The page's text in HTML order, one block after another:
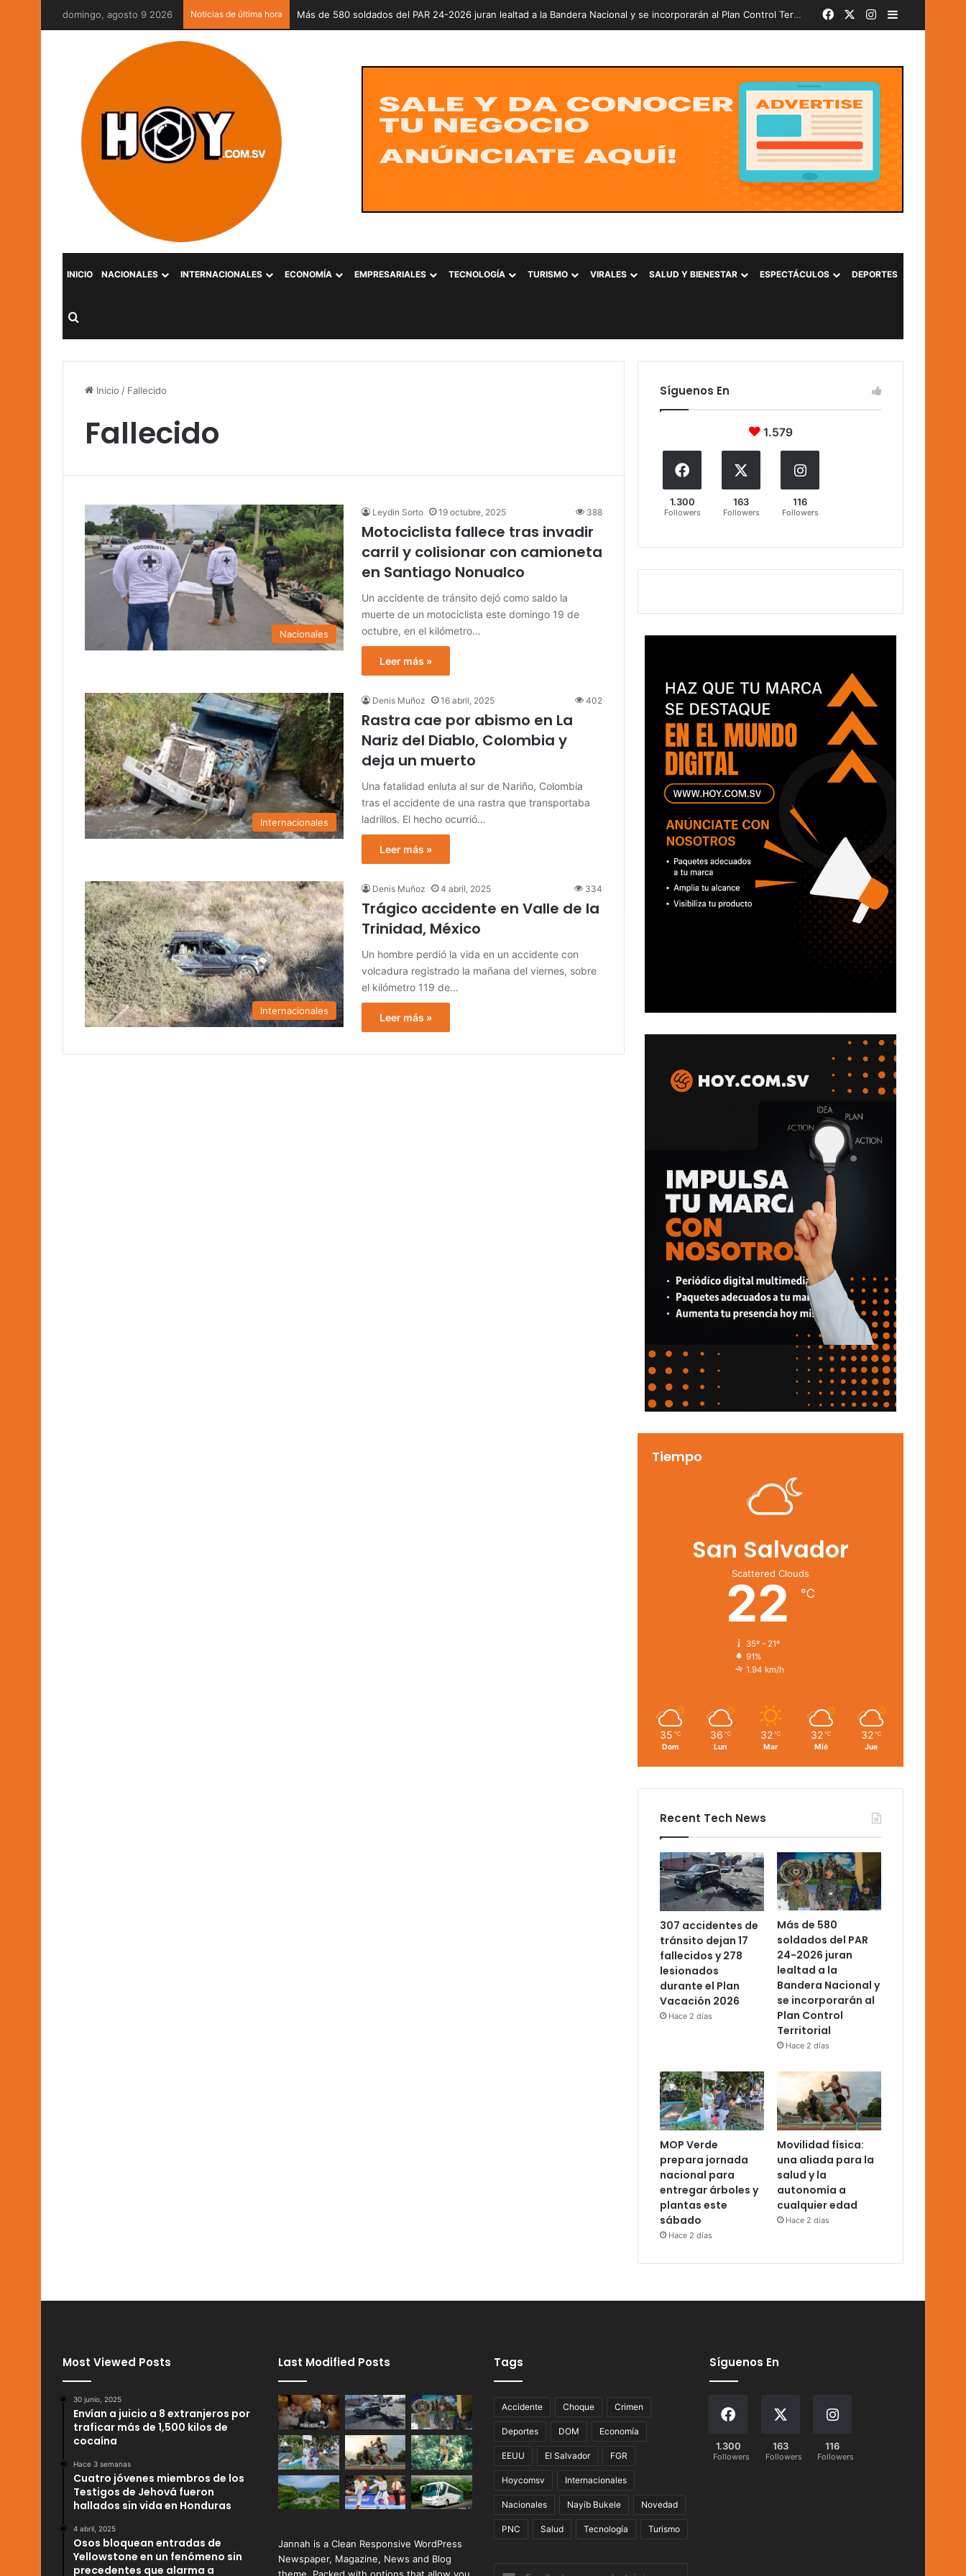
domingo, agosto 9 2026 Noticias de última hora Más de 580 soldados del PAR 24-2026 juran lealtad a la Bandera Nacional y se incorporarán al Plan Control Territorial Facebook Instagram
INICIO NACIONALES INTERNACIONALES ECONOMÍA EMPRESARIALES TECNOLOGÍA TURISMO VIRALES SALUD Y BIENESTAR ESPECTÁCULOS DEPORTES
Buscar por
Inicio / Fallecido
Fallecido
Nacionales
Leydin Sorto 19 octubre, 2025 388
Motociclista fallece tras invadir
carril y colisionar con camioneta
en Santiago Nonualco
Un accidente de tránsito dejó como saldo la
muerte de un motociclista este domingo 19 de
octubre, en el kilómetro…
Leer más »
Internacionales
Denis Muñoz 16 abril, 2025 402
Rastra cae por abismo en La
Nariz del Diablo, Colombia y
deja un muerto
Una fatalidad enluta al sur de Nariño, Colombia
tras el accidente de una rastra que transportaba
ladrillos. El hecho ocurrió…
Leer más »
Internacionales
Denis Muñoz 4 abril, 2025 334
Trágico accidente en Valle de la
Trinidad, México
Un hombre perdió la vida en un accidente con
volcadura registrado la mañana del viernes, sobre
el kilómetro 119 de…
Leer más »
Síguenos En
1.579
1.300
Followers
163
Followers
116
Followers
Tiempo
San Salvador
Scattered Clouds
22 ℃
35º - 21º
91%
1.94 km/h
35 ℃
Dom
36 ℃
Lun
32 ℃
Mar
32 ℃
Mié
32 ℃
Jue
Recent Tech News
307 accidentes de
tránsito dejan 17
fallecidos y 278
lesionados
durante el Plan
Vacación 2026
Hace 2 días
Más de 580
soldados del PAR
24-2026 juran
lealtad a la
Bandera Nacional y
se incorporarán al
Plan Control
Territorial
Hace 2 días
MOP Verde
prepara jornada
nacional para
entregar árboles y
plantas este
sábado
Hace 2 días
Movilidad física:
una aliada para la
salud y la
autonomía a
cualquier edad
Hace 2 días
Most Viewed Posts
30 junio, 2025
Envían a juicio a 8 extranjeros por
traficar más de 1,500 kilos de
cocaína
Hace 3 semanas
Cuatro jóvenes miembros de los
Testigos de Jehová fueron
hallados sin vida en Honduras
4 abril, 2025
Osos bloquean entradas de
Yellowstone en un fenómeno sin
precedentes que alarma a
Last Modified Posts
Jannah is a Clean Responsive WordPress
Newspaper, Magazine, News and Blog
Tags
Accidente Choque Crimen
Deportes DOM Economía
EEUU El Salvador FGR
Hoycomsv Internacionales
Nacionales Nayib Bukele Novedad
PNC Salud Tecnología Turismo
Síguenos En
1.300
Followers
163
Followers
116
Followers